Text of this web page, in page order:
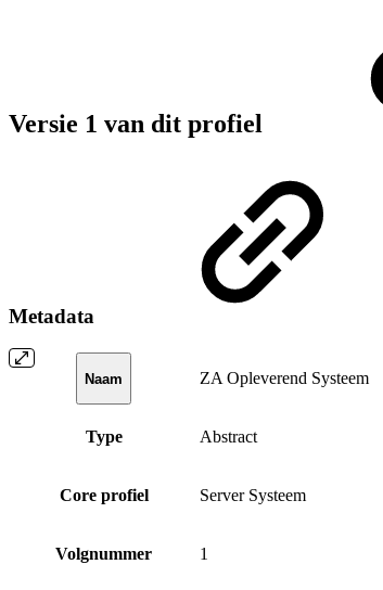
Versie 1 van dit profiel
Metadata
Naam ZA Opleverend Systeem
Type Abstract
Core profiel Server Systeem
Volgnummer 1